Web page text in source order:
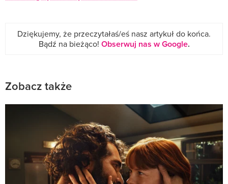
Dziękujemy, że przeczytałaś/eś nasz artykuł do końca.
Bądź na bieżąco! Obserwuj nas w Google.
Zobacz także